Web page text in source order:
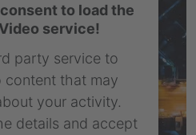
to load the
service!
party service to
content that may
your activity.
details and accept